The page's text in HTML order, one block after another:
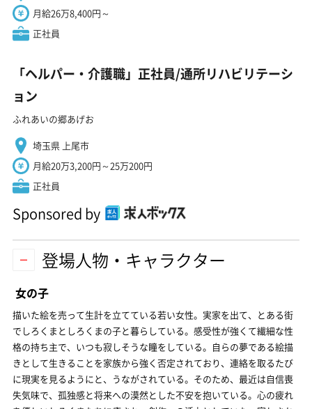
月給26万8,400円～
正社員
「ヘルパー・介護職」正社員/通所リハビリテーシ
ョン
ふれあいの郷あげお
埼玉県 上尾市
月給20万3,200円～25万200円
正社員
Sponsored by
登場人物・キャラクター
女の子
描いた絵を売って生計を立てている若い女性。実家を出て、とある街
でしろくまとしろくまの子と暮らしている。感受性が強くて繊細な性
格の持ち主で、いつも寂しそうな瞳をしている。自らの夢である絵描
きとして生きることを家族から強く否定されており、連絡を取るたび
に現実を見るようにと、うながされている。そのため、最近は自信喪
失気味で、孤独感と将来への漠然とした不安を抱いている。心の疲れ